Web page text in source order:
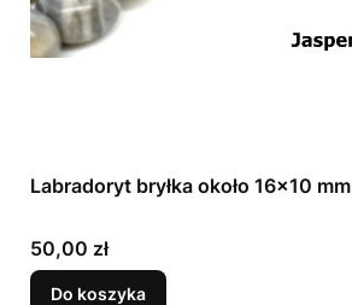
Labradoryt bryłka około 16x10 mm
Cena
50,00 zł
Do koszyka